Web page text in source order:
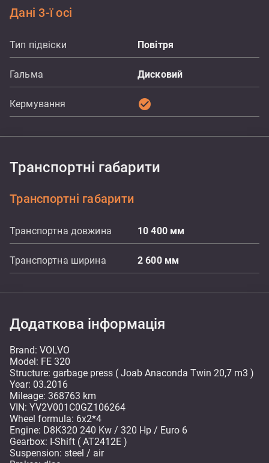
Дані 3-ї осі
Тип підвіски Повітря
Гальма Дисковий
Кермування check_circle
Транспортні габарити
Транспортні габарити
Транспортна довжина 10 400 мм
Транспортна ширина 2 600 мм
Додаткова інформація
Brand: VOLVO
Model: FE 320
Structure: garbage press ( Joab Anaconda Twin 20,7 m3 )
Year: 03.2016
Mileage: 368763 km
VIN: YV2V001C0GZ106264
Wheel formula: 6x2*4
Engine: D8K320 240 Kw / 320 Hp / Euro 6
Gearbox: I-Shift ( AT2412E )
Suspension: steel / air